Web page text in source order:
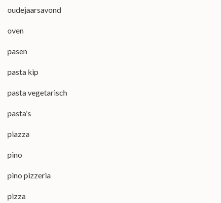
oudejaarsavond
oven
pasen
pasta kip
pasta vegetarisch
pasta's
piazza
pino
pino pizzeria
pizza